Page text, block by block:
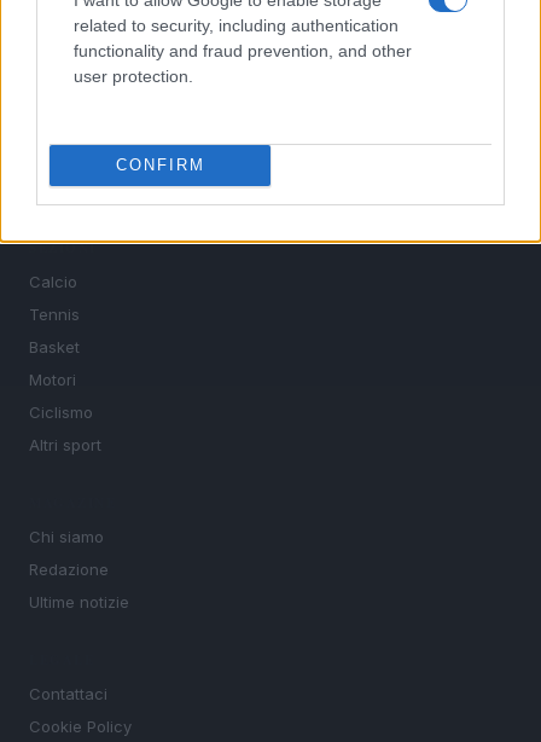
related to security, including authentication
functionality and fraud prevention, and other
user protection.
CONFIRM
Sportmagazine: notizie, approfondimenti e classifiche su
calcio, basket, tennis, ciclismo, motori, Formula 1,
MotoGP e Olimpiadi. Le ultime news dalle competizioni
le discipline che fanno emozionare gli appassionati di
SEZIONI
Calcio
Tennis
Basket
Motori
Ciclismo
Altri sport
Chi siamo
Redazione
Ultime notizie
Contattaci
Cookie Policy